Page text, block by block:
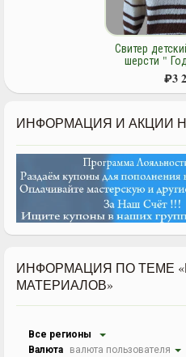
Свитер
ИНФОРМАЦИЯ И АКЦИИ НА
ИНФОРМАЦИЯ ПО ТЕМЕ
МАТЕРИАЛОВ»
Все регионы
Валюта валюта пользователя